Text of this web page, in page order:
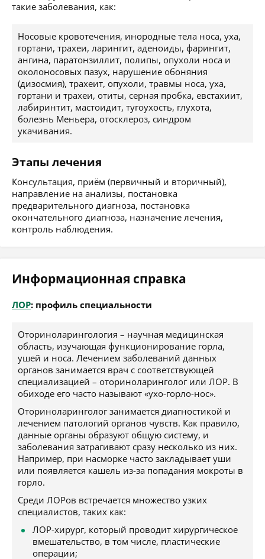
такие заболевания, как:
Носовые кровотечения, инородные тела носа, уха,
гортани, трахеи, ларингит, аденоиды, фарингит,
ангина, паратонзиллит, полипы, опухоли носа и
околоносовых пазух, нарушение обоняния
(дизосмия), трахеит, опухоли, травмы носа, уха,
гортани и трахеи, отиты, серная пробка, евстахиит,
лабиринтит, мастоидит, тугоухость, глухота,
болезнь Меньера, отосклероз, синдром
укачивания.
Этапы лечения
Консультация, приём (первичный и вторичный),
направление на анализы, постановка
предварительного диагноза, постановка
окончательного диагноза, назначение лечения,
контроль наблюдения.
Информационная справка
ЛОР: профиль специальности
Оториноларингология – научная медицинская
область, изучающая функционирование горла,
ушей и носа. Лечением заболеваний данных
органов занимается врач с соответствующей
специализацией – оториноларинголог или ЛОР. В
обиходе его часто называют «ухо-горло-нос».
Оториноларинголог занимается диагностикой и
лечением патологий органов чувств. Как правило,
данные органы образуют общую систему, и
заболевания затрагивают сразу несколько из них.
Например, при насморке часто закладывает уши
или появляется кашель из-за попадания мокроты в
горло.
Среди ЛОРов встречается множество узких
специалистов, таких как:
ЛОР-хирург, который проводит хирургическое
вмешательство, в том числе, пластические
операции;